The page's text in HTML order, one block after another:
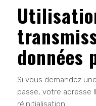
données
Si vous demandez
passe, votre adresse
réinitialisation.